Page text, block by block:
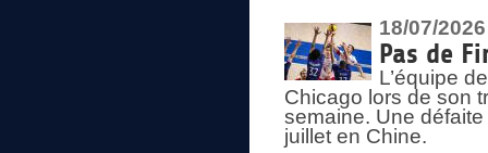
18/07/2026
Pas de
L’équipe
Chicago lors de son
semaine. Une
juillet en Chine.